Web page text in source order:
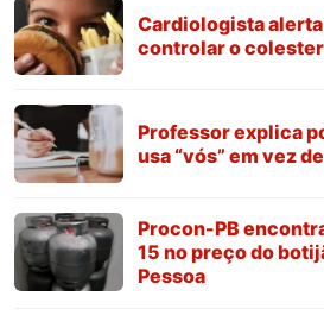
Cardiologista
controlar o
Professor explica
usa “vós” em vez de
Procon-PB
15 no preço do
Pessoa